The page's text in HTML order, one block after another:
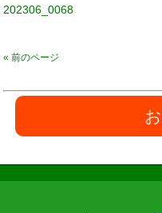
202306_0068
« 前のページ